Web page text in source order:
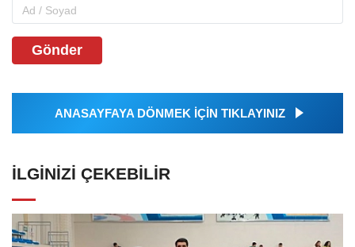
Gönder
ANASAYFAYA DÖNMEK İÇİN TIKLAYINIZ
İLGINIZI ÇEKEBILIR